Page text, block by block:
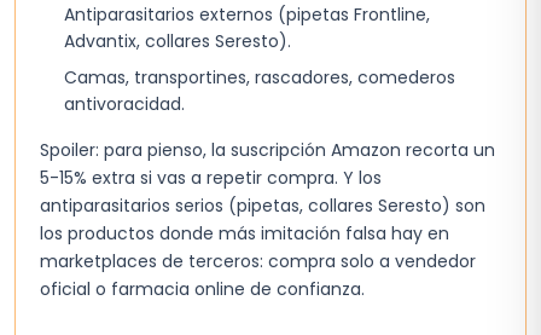
Antiparasitarios externos (pipetas Frontline,
Advantix, collares Seresto).
Camas, transportines, rascadores, comederos
antivoracidad.
Spoiler: para pienso, la suscripción Amazon recorta un
5-15% extra si vas a repetir compra. Y los
antiparasitarios serios (pipetas, collares Seresto) son
los productos donde más imitación falsa hay en
marketplaces de terceros: compra solo a vendedor
oficial o farmacia online de confianza.